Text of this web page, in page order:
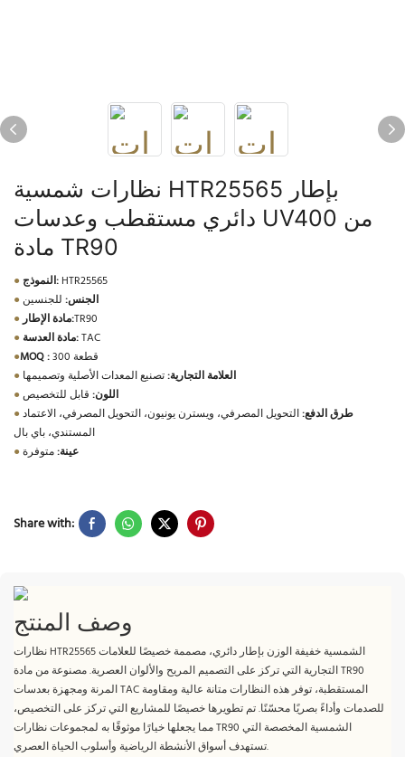
نظارات شمسية HTR25565 بإطار
دائري مستقطب وعدسات UV400 من
مادة TR90
● النموذج: HTR25565
●
الجنس: للجنسين
●
مادة الإطار:TR90
●
مادة العدسة:TAC
●MOQ :
300 قطعة
●
العلامة التجارية:تصنيع المعدات الأصلية وتصميمها
●
اللون: قابل للتخصيص
●
طرق الدفع:التحويل المصرفي، ويسترن يونيون، التحويل المصرفي، الاعتماد
المستندي، باي بال
●
عينة:متوفرة
Share with:
وصف المنتج
نظارات HTR25565 الشمسية خفيفة الوزن بإطار دائري، مصممة خصيصًا للعلامات
التجارية التي تركز على التصميم المريح والألوان العصرية. مصنوعة من مادة TR90
المرنة ومجهزة بعدسات TAC المستقطبة، توفر هذه النظارات متانة عالية ومقاومة
للصدمات وأداءً بصريًا محسّنًا. تم تطويرها خصيصًا للمشاريع التي تركز على التخصيص،
مما يجعلها خيارًا موثوقًا به لمجموعات نظارات TR90 الشمسية المخصصة التي
تستهدف أسواق الأنشطة الرياضية وأسلوب الحياة العصري.